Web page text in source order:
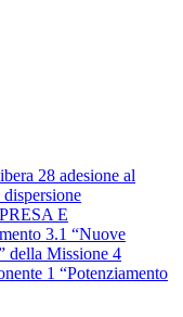
28 adesione al
E
3.1 “Nuove
della Missione 4
1 “Potenziamento